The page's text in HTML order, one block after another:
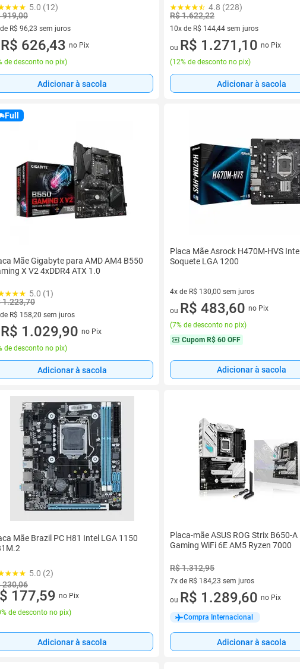
5.0 (12)
919,00
R$ 96,23 sem juros
de R$ 96,23 sem juros
R$ 626,43 no Pix
de desconto no pix)
Adicionar à sacola
4.8 (228)
R$ 1.622,22
10x de R$ 144,44 sem juros
10 vez de R$ 144,44 sem juros
ou R$ 1.271,10 no Pix
(12% de desconto no pix)
Adicionar à sacola
Full
Mãe Gigabyte para AMD AM4 B550
X V2 4xDDR4 ATX 1.0
5.0 (1)
1.223,70
R$ 158,20 sem juros
de R$ 158,20 sem juros
R$ 1.029,90 no Pix
de desconto no pix)
Adicionar à sacola
Placa Mãe Asrock H470M-HVS Intel
Soquete LGA 1200
4x de R$ 130,00 sem juros
4 vez de R$ 130,00 sem juros
ou R$ 483,60 no Pix
(7% de desconto no pix)
Cupom R$ 60 OFF
Adicionar à sacola
Mãe Brazil PC H81 Intel LGA 1150
5.0 (2)
230,06
177,59 no Pix
de desconto no pix)
Adicionar à sacola
Placa-mãe ASUS ROG Strix B650-A
Gaming WiFi 6E AM5 Ryzen 7000
R$ 1.312,95
7x de R$ 184,23 sem juros
7 vez de R$ 184,23 sem juros
ou R$ 1.289,60 no Pix
Compra Internacional
Adicionar à sacola